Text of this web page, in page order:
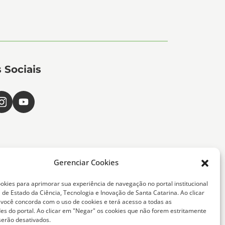
Gerenciar Cookies
para aprimorar sua experiência de navegação no portal institucional
Estado da Ciência, Tecnologia e Inovação de Santa Catarina. Ao clicar
você concorda com o uso de cookies e terá acesso a todas as
do portal. Ao clicar em "Negar" os cookies que não forem estritamente
desativados.
Sociais
Catarina -